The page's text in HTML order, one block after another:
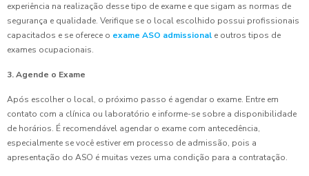
experiência na realização desse tipo de exame e que sigam as normas de
segurança e qualidade. Verifique se o local escolhido possui profissionais
capacitados e se oferece o exame ASO admissional e outros tipos de
exames ocupacionais.
3. Agende o Exame
Após escolher o local, o próximo passo é agendar o exame. Entre em
contato com a clínica ou laboratório e informe-se sobre a disponibilidade
de horários. É recomendável agendar o exame com antecedência,
especialmente se você estiver em processo de admissão, pois a
apresentação do ASO é muitas vezes uma condição para a contratação.